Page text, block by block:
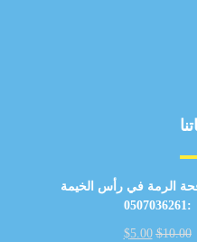
الرمة في رأس الخيمة
:0507036261
$10.00
$5.00